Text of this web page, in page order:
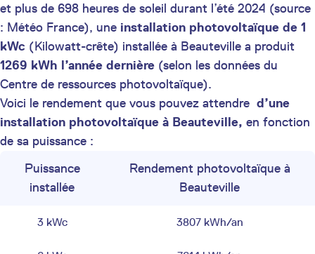
et plus de 698 heures de soleil durant l’été 2024 (source
: Météo France), une installation photovoltaïque de 1
kWc (Kilowatt-crête) installée à Beauteville a produit
1269 kWh l’année dernière (selon les données du
Centre de ressources photovoltaïque).
Voici le rendement que vous pouvez attendre d’une
installation photovoltaïque à Beauteville, en fonction
de sa puissance :
Puissance
installée
Rendement photovoltaïque à
Beauteville
3 kWc 3807 kWh/an